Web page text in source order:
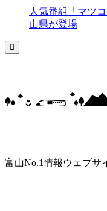
人気番組「マツ
山県が登場
富山No.1情報ウェブサ